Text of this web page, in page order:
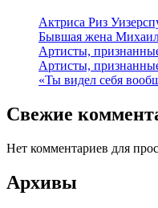
Актриса Риз
Бывшая жена
Артисты,
Артисты,
«Ты видел себя
Свежие
Нет комментариев для
Архивы